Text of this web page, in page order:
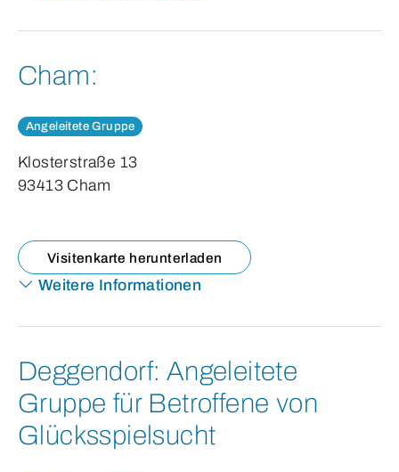
Cham:
Angeleitete Gruppe
Klosterstraße 13
93413 Cham
Visitenkarte herunterladen
Weitere Informationen
Deggendorf: Angeleitete
Gruppe für Betroffene von
Glücksspielsucht